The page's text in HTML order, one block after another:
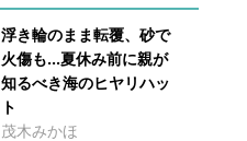
浮き輪のまま転覆、砂で
火傷も...夏休み前に親が
知るべき海のヒヤリハッ
ト
茂木みかほ